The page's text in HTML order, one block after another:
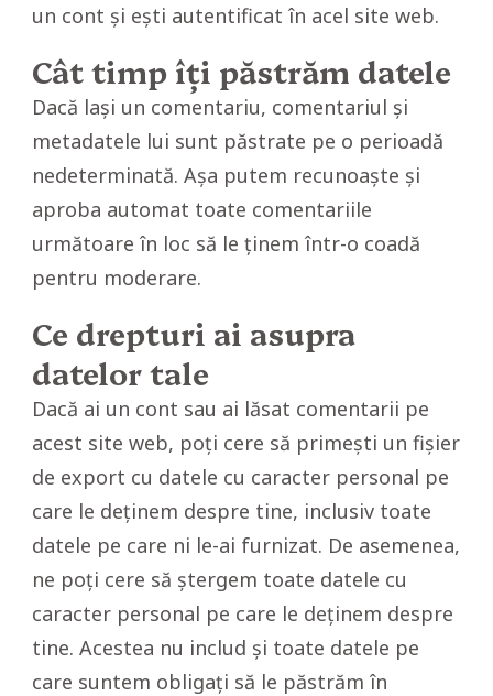
un cont și ești autentificat în acel site web.
Cât timp îți păstrăm datele
Dacă lași un comentariu, comentariul și
metadatele lui sunt păstrate pe o perioadă
nedeterminată. Așa putem recunoaște și
aproba automat toate comentariile
următoare în loc să le ținem într-o coadă
pentru moderare.
Ce drepturi ai asupra
datelor tale
Dacă ai un cont sau ai lăsat comentarii pe
acest site web, poți cere să primești un fișier
de export cu datele cu caracter personal pe
care le deținem despre tine, inclusiv toate
datele pe care ni le-ai furnizat. De asemenea,
ne poți cere să ștergem toate datele cu
caracter personal pe care le deținem despre
tine. Acestea nu includ și toate datele pe
care suntem obligați să le păstrăm în